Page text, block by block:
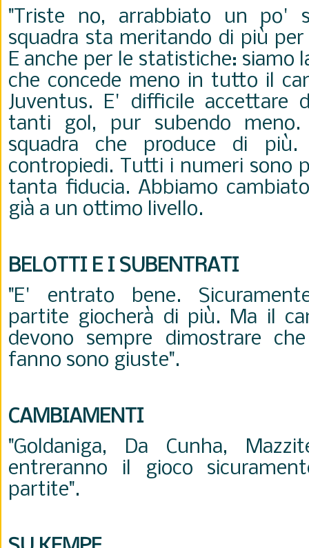
"Triste no, arrabbiato un po'
squadra sta meritando di più per
E anche per le statistiche: siamo
che concede meno in tutto il
Juventus. E' difficile accettare
tanti gol, pur subendo
squadra che produce di più.
contropiedi. Tutti i numeri sono
tanta fiducia. Abbiamo
già a un ottimo livello.
BELOTTI E I SUBENTRATI
"E' entrato bene.
partite giocherà di più. Ma il
devono sempre dimostrare
fanno sono giuste".
CAMBIAMENTI
"Goldaniga, Da Cunha,
entreranno il gioco
partite".